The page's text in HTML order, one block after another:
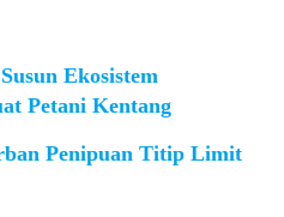
Ekosistem
Petani Kentang
Penipuan Titip Limit